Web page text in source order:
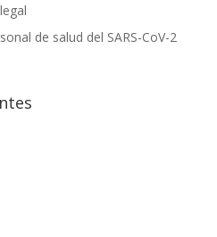
de salud del SARS-CoV-2